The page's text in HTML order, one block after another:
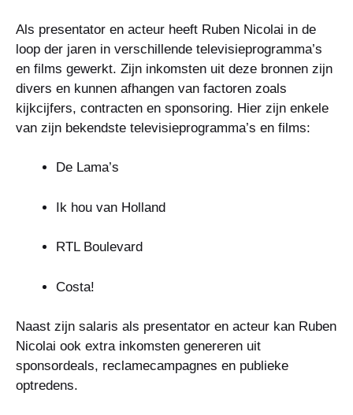
Als presentator en acteur heeft Ruben Nicolai in de
loop der jaren in verschillende televisieprogramma’s
en films gewerkt. Zijn inkomsten uit deze bronnen zijn
divers en kunnen afhangen van factoren zoals
kijkcijfers, contracten en sponsoring. Hier zijn enkele
van zijn bekendste televisieprogramma’s en films:
De Lama’s
Ik hou van Holland
RTL Boulevard
Costa!
Naast zijn salaris als presentator en acteur kan Ruben
Nicolai ook extra inkomsten genereren uit
sponsordeals, reclamecampagnes en publieke
optredens.